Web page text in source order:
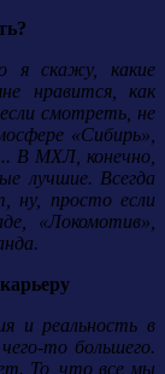
я скажу, какие
нравится, как
смотреть, не
«Сибирь»,
В МХЛ, конечно,
лучшие. Всегда
ну, просто если
«Локомотив»,
и реальность в
то большего.
То, что все мы